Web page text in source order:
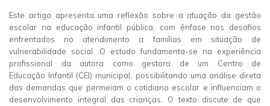
Este artigo apresenta uma reflexão sobre a atuação da gestão
escolar na educação infantil pública, com ênfase nos desafios
enfrentados no atendimento a famílias em situação de
vulnerabilidade social. O estudo fundamenta-se na experiência
profissional da autora como gestora de um Centro de
Educação Infantil (CEI) municipal, possibilitando uma análise direta
das demandas que permeiam o cotidiano escolar e influenciam o
desenvolvimento integral das crianças. O texto discute de que